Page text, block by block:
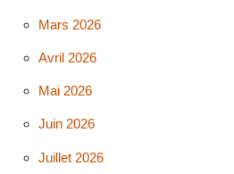
Mars 2026
Avril 2026
Mai 2026
Juin 2026
Juillet 2026